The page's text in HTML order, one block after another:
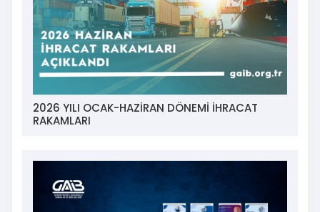
2026 YILI OCAK-HAZİRAN DÖNEMİ İHRACAT
RAKAMLARI